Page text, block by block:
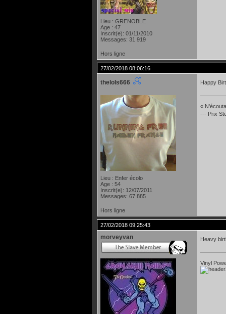
Lieu : GRENOBLE
Age : 47
Inscrit(e): 01/11/2010
Messages: 31 919
Hors ligne
27/02/2018 08:06:16
thelols666
Lieu : Enfer écolo
Age : 54
Inscrit(e): 12/07/2011
Messages: 67 885
Happy
«
--- Prix
Hors ligne
27/02/2018 09:25:43
morveyvan Heavy
Vinyl